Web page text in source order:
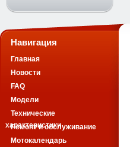
Навигация
Главная
Новости
FAQ
Модели
Технические
характеристики
Ремонт и обслуживание
Мотокалендарь